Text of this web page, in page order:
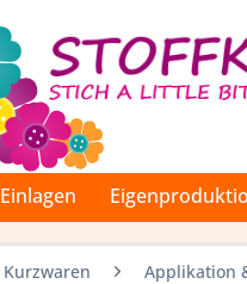
Einlagen
Kurzwaren Applikation